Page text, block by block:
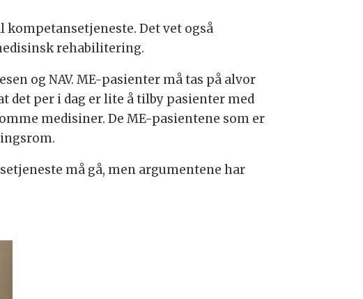
kompetansetjeneste. Det vet også
rehabilitering.
og NAV. ME-pasienter må tas på alvor
det per i dag er lite å tilby pasienter med
medisiner. De ME-pasientene som er
må gå, men argumentene har